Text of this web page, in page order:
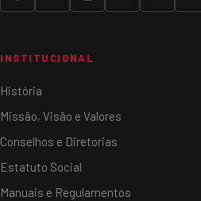
INSTITUCIONAL
História
Missão, Visão e Valores
Conselhos e Diretorias
Estatuto Social
Manuais e Regulamentos